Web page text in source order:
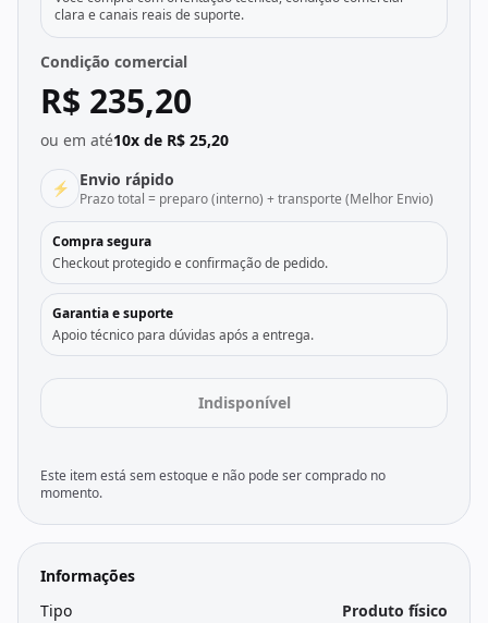
clara e canais reais de suporte.
Condição comercial
R$ 235,20
ou em até10x de R$ 25,20
⚡ Envio rápido
Prazo total = preparo (interno) + transporte (Melhor Envio)
Compra segura
Checkout protegido e confirmação de pedido.
Garantia e suporte
Apoio técnico para dúvidas após a entrega.
Indisponível
Este item está sem estoque e não pode ser comprado no
momento.
Informações
Tipo
Produto físico